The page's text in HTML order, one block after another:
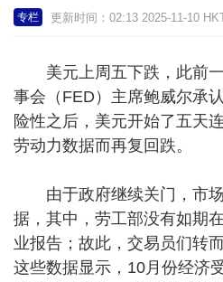
专栏 更新时间：02:13 2025-11-10
美元上周五下跌，此前一
事会（FED）主席鲍威尔承
险性之后，美元开始了五天
劳动力数据而再复回跌。
由于政府继续关门，市场
据，其中，劳工部没有如期
业报告；故此，交易员们转
这些数据显示，10月份经济